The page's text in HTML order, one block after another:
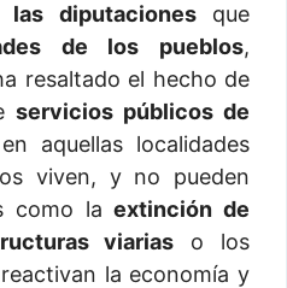
las diputacionesque
de los pueblos,
resaltado el hecho de
servicios públicos de
aquellas localidades
viven, y no pueden
como laextinción de
viarias o los
la economía y